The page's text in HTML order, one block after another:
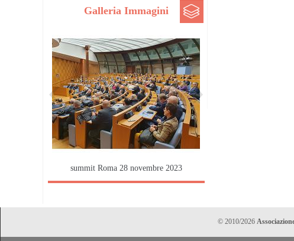
Galleria Immagini
summit Roma 28 novembre 2023
© 2010/2026